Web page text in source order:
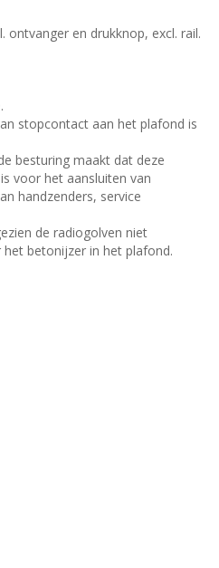
ontvanger en drukknop, excl. rail.
stopcontact aan het plafond is
besturing maakt dat deze
voor het aansluiten van
handzenders, service
de radiogolven niet
betonijzer in het plafond.